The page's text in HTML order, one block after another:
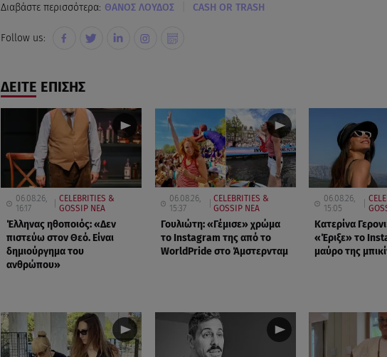
Διαβάστε περισσότερα: ΘΑΝΟΣ ΛΟΥΔΟΣ CASH OR TRASH
Follow us:
ΔΕΙΤΕ ΕΠΙΣΗΣ
06.08.26,
16:17
CELEBRITIES &
GOSSIP ΝΕΑ
Έλληνας ηθοποιός: «Δεν
πιστεύω στον Θεό. Είναι
δημιούργημα του
ανθρώπου»
06.08.26,
15:37
CELEBRITIES &
GOSSIP ΝΕΑ
Γουλιώτη: «Γέμισε» χρώμα
το Instagram της από το
WorldPride στο Άμστερνταμ
06.08.26,
15:05
Κατερίνα
«Έριξε» το
μαύρο της